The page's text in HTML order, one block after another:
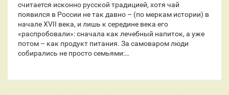
считается исконно русской традицией, хотя чай
появился в России не так давно – (по меркам истории) в
начале XVII века, и лишь к середине века его
«распробовали»: сначала как лечебный напиток, а уже
потом – как продукт питания. За самоваром люди
собирались не просто семьями:…